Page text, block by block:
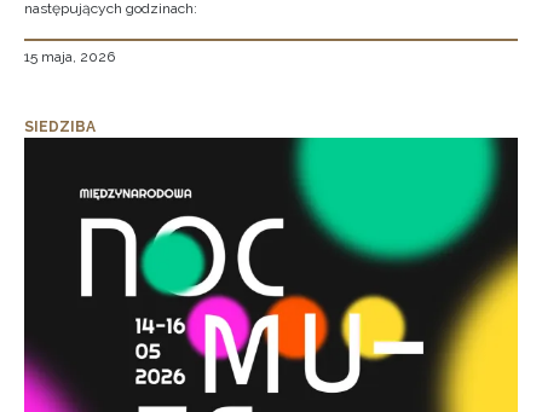
następujących godzinach:
15 maja, 2026
SIEDZIBA